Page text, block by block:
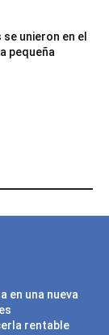
unieron en el
pequeña
en una nueva
rentable